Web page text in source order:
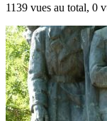
1139 vues au total, 0